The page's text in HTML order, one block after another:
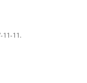
11-11.